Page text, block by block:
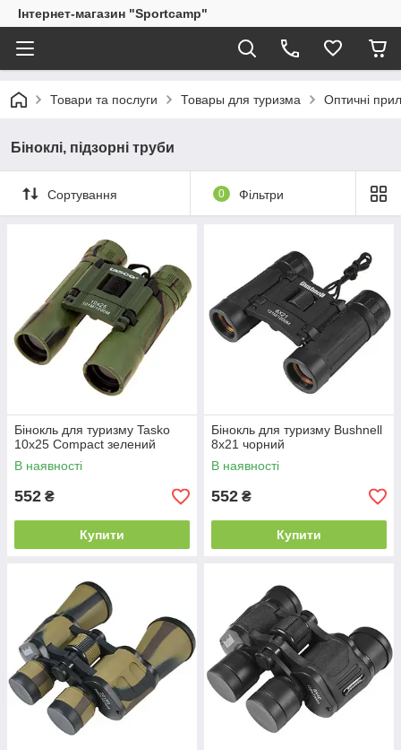
Інтернет-магазин "Sportcamp"
Товари та послуги Товары для туризма Оптичні
Біноклі, підзорні труби
Сортування 0 Фільтри
Бінокль для туризму Tasko
10x25 Compact зелений
В наявності
552 ₴
Купити
Бінокль для туризму Bushnell
8х21 чорний
В наявності
552 ₴
Купити